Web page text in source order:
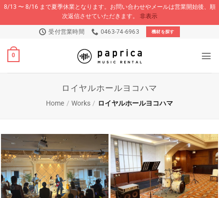
8/13 〜 8/16 まで夏季休業となります。お問い合わせやメールは営業開始後、順
次返信させていただきます。 非表示
content
受付営業時間 0463-74-6963 機材を探す
0
ロイヤルホールヨコハマ
Home / Works / ロイヤルホールヨコハマ